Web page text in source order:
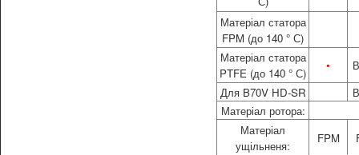
Матеріал статора
FPM (до 140 ° С)
Матеріал статора
PTFE (до 140 ° С)
•
Для B70V HD-SR
Матеріал ротора:
Матеріал
ущільненя:
FPM